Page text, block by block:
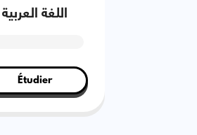
اللغة العربية
Étudier